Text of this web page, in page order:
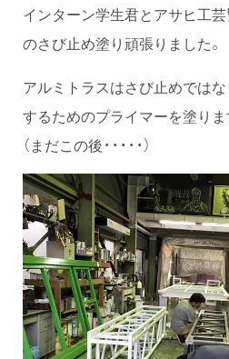
インターン学生君とアサヒ工
のさび止め塗り頑張りました。
アルミトラスはさび止めではな
するためのプライマーを塗り
（まだこの後・・・・・）